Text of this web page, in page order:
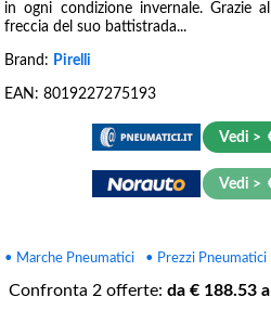
in ogni condizione invernale. Grazie
freccia del suo battistrada...
Brand: Pirelli
EAN: 8019227275193
Vedi >
Vedi >
• Marche Pneumatici • Prezzi Pneumatici
Confronta 2 offerte: da € 188.53